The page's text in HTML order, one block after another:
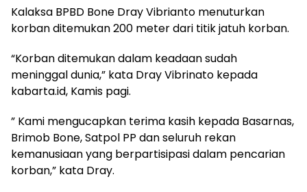
Kalaksa BPBD Bone Dray Vibrianto menuturkan
korban ditemukan 200 meter dari titik jatuh korban.
“Korban ditemukan dalam keadaan sudah
meninggal dunia,” kata Dray Vibrinato kepada
kabarta.id, Kamis pagi.
” Kami mengucapkan terima kasih kepada Basarnas,
Brimob Bone, Satpol PP dan seluruh rekan
kemanusiaan yang berpartisipasi dalam pencarian
korban,” kata Dray.